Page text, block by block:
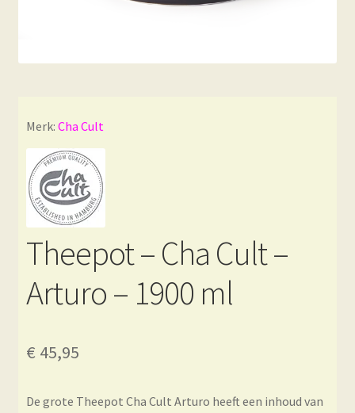
Merk: Cha Cult
Theepot – Cha Cult –
Arturo – 1900 ml
€ 45,95
De grote Theepot Cha Cult Arturo heeft een inhoud van